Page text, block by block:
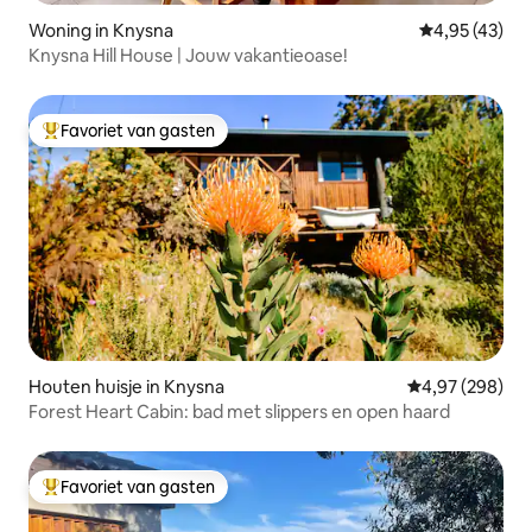
Woning in Knysna Gemiddelde
4,95 (43)
Knysna Hill House | Jouw vakantieoase!
Topfavoriet van gasten
Favoriet van gasten
Houten huisje in Knysna Gemiddelde
4,97 (298)
Forest Heart Cabin: bad met slippers en open haard
Topfavoriet van gasten
Favoriet van gasten